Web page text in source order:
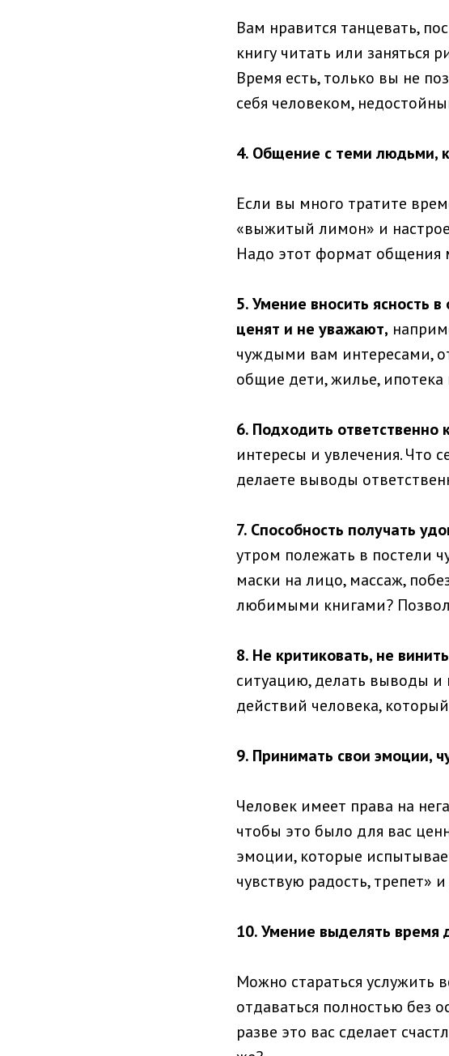
Вам нравится танцевать,
книгу читать или заняться
Время есть, только вы не
себя человеком,
4. Общение с теми людьми,
Если вы много тратите
«выжитый лимон» и
Надо этот формат общения
5. Умение вносить ясность
ценят и не уважают,
чуждыми вам интересами,
общие дети, жилье, ипотека
6. Подходить ответственно
интересы и увлечения. Что
делаете выводы
7. Способность получать
утром полежать в постели
маски на лицо, массаж,
любимыми книгами?
8. Не критиковать, не
ситуацию, делать выводы и
действий человека,
9. Принимать свои эмоции,
Человек имеет права на
чтобы это было для вас
эмоции, которые
чувствую радость, трепет»
10. Умение выделять время
Можно стараться услужить
отдаваться полностью без
разве это вас сделает